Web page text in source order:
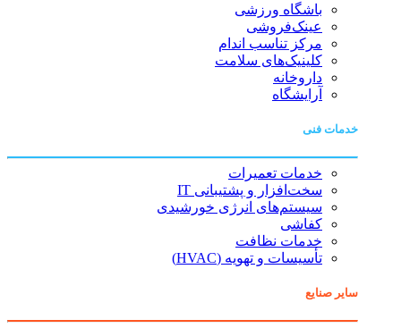
باشگاه ورزشی
عینک‌فروشی
مرکز تناسب اندام
کلینیک‌های سلامت
داروخانه
آرایشگاه
خدمات فنی
خدمات تعمیرات
سخت‌افزار و پشتیبانی IT
سیستم‌های انرژی خورشیدی
کفاشی
خدمات نظافت
تأسیسات و تهویه (HVAC)
سایر صنایع